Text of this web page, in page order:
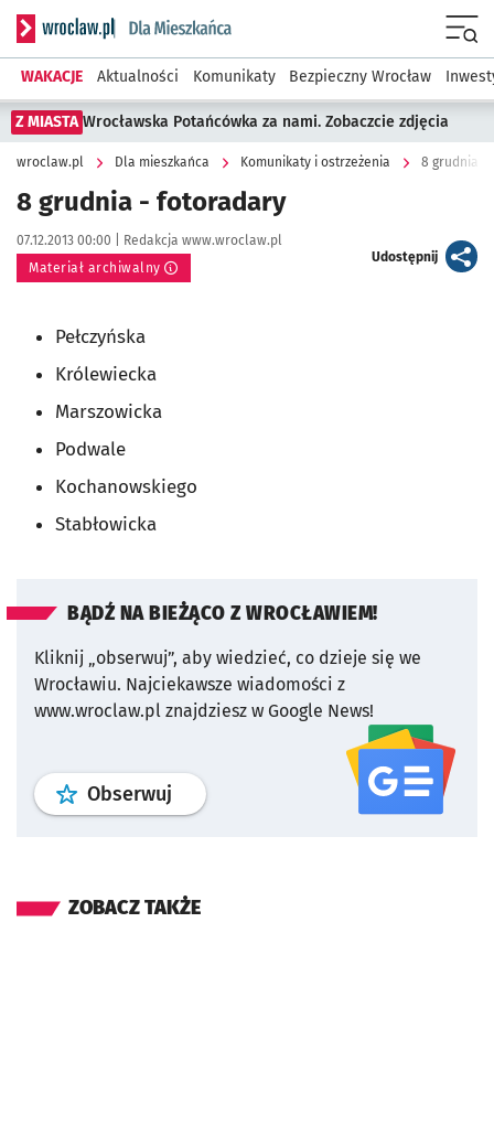
Serwis informacyjny wroclaw.pl podserwis: Dla mieszkańca
WAKACJE Aktualności Komunikaty Bezpieczny Wrocław
Z MIASTA Wrocławska Potańcówka za nami. Zobaczcie zdjęcia
wroclaw.pl Dla mieszkańca Komunikaty i ostrzeżenia 8 grudnia -
8 grudnia - fotoradary
Data publikacji:
07.12.2013 00:00 | Autor:
Redakcja www.wroclaw.pl
Materiał archiwalny
Udostępnijartykuł
Pełczyńska
Królewiecka
Marszowicka
Podwale
Kochanowskiego
Stabłowicka
BĄDŹ NA BIEŻĄCO Z WROCŁAWIEM!
Kliknij „obserwuj”, aby wiedzieć, co dzieje się we
Wrocławiu. Najciekawsze wiadomości z
www.wroclaw.pl znajdziesz w Google News!
Obserwuj profil serwisu
ZOBACZ TAKŻE